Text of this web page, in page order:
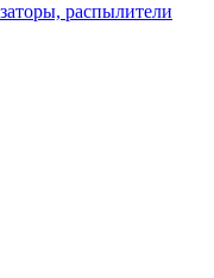
распылители